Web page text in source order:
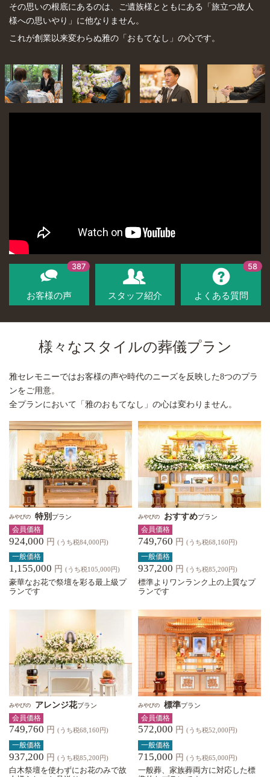
その思いの根底にあるのは、ご遺族様とともにある「旅立つ故人
様への思いやり」に他なりません。
これが創業以来変わらぬ雅の「おもてなし」の心です。
お客様の声
387
スタッフ紹介 よくある質問
58
様々なスタイルの葬儀プラン
雅セレモニーではお客様の声や時代のニーズを反映した8つのプラ
ンをご用意。
全プランにおいて「雅のおもてなし」の心は変わりません。
みやびの 特別 プラン
会員価格
924,000 円 (うち税84,000円)
一般価格
1,155,000 円 (うち税105,000円)
豪華なお花で祭壇を彩る最上級プ
ランです
みやびの おすすめプラン
会員価格
749,760 円 (うち税68,160円)
一般価格
937,200 円 (うち税85,200円)
標準よりワンランク上の上質なプ
ランです
みやびの アレンジ花プラン
会員価格
749,760 円 (うち税68,160円)
一般価格
937,200 円 (うち税85,200円)
白木祭壇を使わずにお花のみで故
みやびの 標準プラン
会員価格
572,000 円 (うち税52,000円)
一般価格
715,000 円 (うち税65,000円)
一般葬、家族葬両方に対応した標